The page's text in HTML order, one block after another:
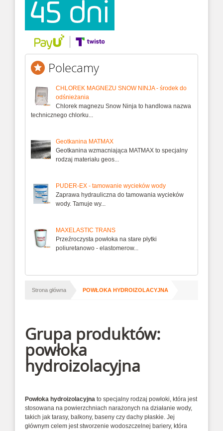
Polecamy
CHLOREK MAGNEZU SNOW NINJA - środek do
odśnieżania
Chlorek magnezu Snow Ninja to handlowa nazwa
technicznego chlorku...
Geotkanina MATMAX
Geotkanina wzmacniająca MATMAX to specjalny
rodzaj materiału geos...
PUDER-EX - tamowanie wycieków wody
Zaprawa hydrauliczna do tamowania wycieków
wody. Tamuje wy...
MAXELASTIC TRANS
Przeźroczysta powłoka na stare płytki
poliuretanowo - elastomerow...
Strona główna POWŁOKA HYDROIZOLACYJNA
Grupa produktów:
powłoka
hydroizolacyjna
Powłoka hydroizolacyjna to specjalny rodzaj powłoki, która jest
stosowana na powierzchniach narażonych na działanie wody,
takich jak tarasy, balkony, baseny czy dachy płaskie. Jej
głównym celem jest stworzenie wodoszczelnej bariery, która